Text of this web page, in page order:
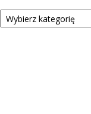
Kategorie